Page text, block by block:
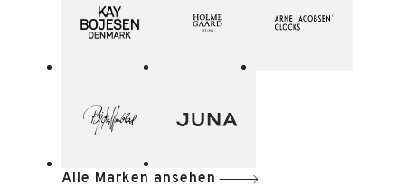
Alle Marken ansehen